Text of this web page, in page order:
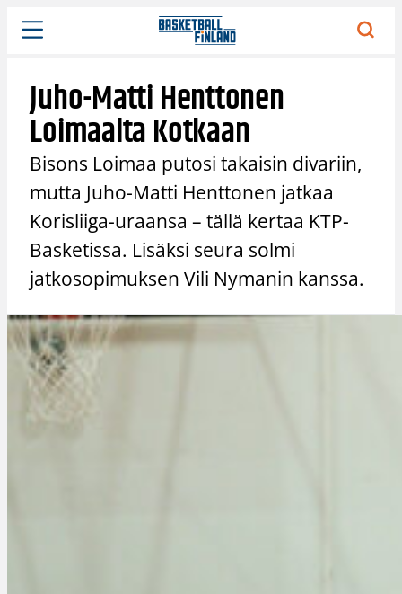
Siirry
sisältöön
Juho-Matti Henttonen
Loimaalta Kotkaan
Bisons Loimaa putosi takaisin divariin,
mutta Juho-Matti Henttonen jatkaa
Korisliiga-uraansa – tällä kertaa KTP-
Basketissa. Lisäksi seura solmi
jatkosopimuksen Vili Nymanin kanssa.